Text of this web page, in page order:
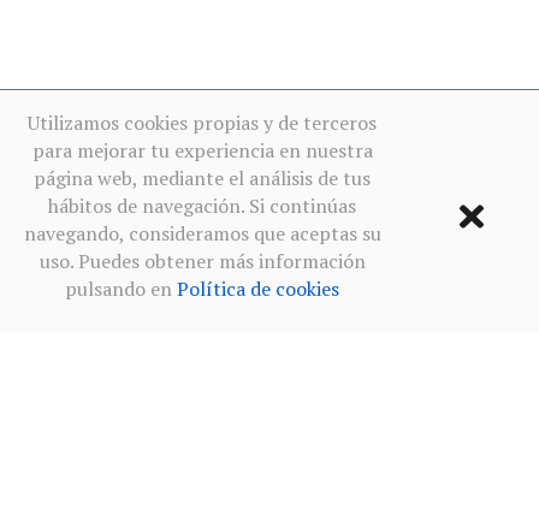
Utilizamos cookies propias y de terceros
para mejorar tu experiencia en nuestra
página web, mediante el análisis de tus
hábitos de navegación. Si continúas
navegando, consideramos que aceptas su
uso. Puedes obtener más información
pulsando enPolítica de cookies